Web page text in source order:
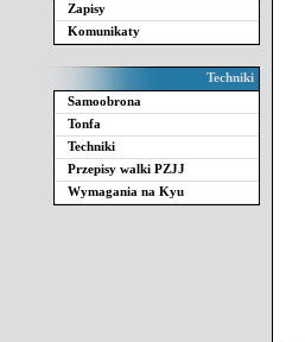
Zapisy
Komunikaty
Techniki
Samoobrona
Tonfa
Techniki
Przepisy walki PZJJ
Wymagania na Kyu